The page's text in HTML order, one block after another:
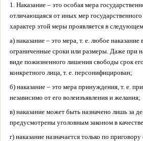
1. Наказание – это особая мера
отличающаяся от иных мер
характер этой меры проявляется в
а) наказание – это мера, т. е. любое наказание
ограниченные сроки или размеры. Даже при
виде пожизненного лишения свободы срок
конкретного лица, т. е. персонифицирован;
б) наказание – это мера принуждения, т. е.
независимо от его волеизъявления и желания;
в) наказание может быть назначено лишь за
предусмотрены уголовным законом в
г) наказание назначается только по приговору